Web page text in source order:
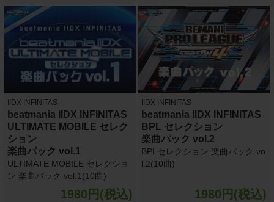
IIDX INFINITAS
beatmania IIDX INFINITAS
ULTIMATE MOBILE セレク
ション
楽曲パック vol.1
ULTIMATE MOBILE セレクショ
ン 楽曲パック vol.1(10曲)
1980円(税込)
IIDX INFINITAS
beatmania IIDX INFINITAS
BPL セレクション
楽曲パック vol.2
BPLセレクション 楽曲パック vo
l.2(10曲)
1980円(税込)